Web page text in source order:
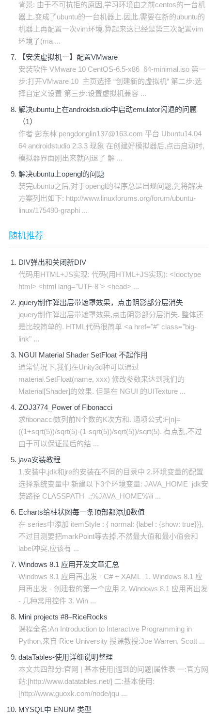
背景: 由于不可抗拒的原因,学习环境由之前centos的一台机
器上,变成了ubuntu的一台机器上.因此,需要在新的ubuntu的
机器上再配置一次vim环境.算起来这已经是第三次配置vim
环境了(ma ...
【安装虚拟机一】配置VMware
安装软件 VMware 10 CentOS-6.5-x86_64-minimal.iso 第一
步:打开VMware 10 主页选择 “创建新的虚拟机” 第二步:选
择自定义设置 第三步:设置虚拟机兼容 ...
解决ubuntu上在androidstudio中启动emulator闪退的问题
（1）
作者 彭东林 pengdonglin137@163.com 平台 Ubuntu14.04
64 androidstudio 2.3.3 现象 在创建好模拟器后,点击启动时,
模拟器界面刚出来就闪退了 解 ...
解决ubuntu上opengl的问题
装完ubuntu之后,对于opengl的程序总是出现问题,先将解决
方案列出如下: http://www.linuxforums.org/forum/ubuntu-
linux/175490-graphi ...
随机推荐
DIV弹出和关闭新DIV
代码用HTML+JS实现: 代码(用HTML+JS实现): <!doctype
html> <html lang="UTF-8"> <head> ...
jquery制作弹出层带遮罩效果，点击阴影部分层消失
jquery制作弹出层带遮罩效果,点击阴影部分层消失. 整体还
是比较简单的. HTML代码很简单 <a href="#" class="big-
link" ...
NGUI Material Shader SetFloat 不起作用
通常情况下,我们在Unity3d种可以通过
material.SetFloat(name, xxx) 修改参数来达到我们的
Material[Shader]的效果. 但是在 NGUI 的UITexture ...
ZOJ3774_Power of Fibonacci
求fibonacci数列前N个数的K次方和. 通项公式:F[n]=
((1+sqrt(5))/sqrt(5)-(1-sqrt(5))/sqrt(5))/sqrt(5). 有点乱,不过
由于可以保证最后的结 ...
java安装教程
1.安装中,jdk和jre的安装在不同的目录中 2.环境变量的配置
选择系统变量中 新建以下3个环境变量: JAVA_HOME jdk安
装路径 CLASSPATH .;%JAVA_HOME%\li ...
Echarts给柱状图每一条顶部都添加数值
在 series中添加 itemStyle : { normal: {label : {show: true}}},
不过目测要把markPoint等去掉,不然最大值和最小值会和
label冲突,应该有 ...
Windows 8.1 应用开发文章汇总
Windows 8.1 应用再出发 - C# + XAML 1. Windows 8.1 应
用再出发 - 创建我的第一个应用 2. Windows 8.1 应用再出发
- 几种常用控件 3. Win ...
Mini projects #8–RiceRocks
课程全名:An Introduction to Interactive Programming in
Python,来自 Rice University 授课教授:Joe Warren, Scott ...
dataTables-使用详细说明整理
本文共四部分:官网 | 基本使用|遇到的问题|属性表 一:官方网
站:[http://www.datatables.net/] 二:基本使用:
[http://www.guoxk.com/node/jqu ...
MYSQL中 ENUM 类型